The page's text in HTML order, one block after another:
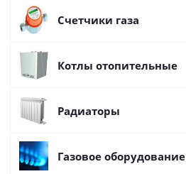
Счетчики газа
Котлы отопительные
Радиаторы
Газовое оборудование